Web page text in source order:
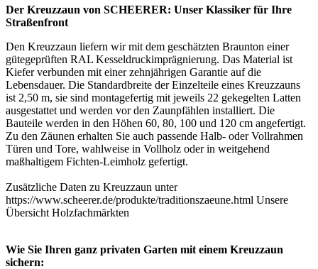
Der Kreuzzaun von SCHEERER: Unser Klassiker für Ihre
Straßenfront
Den Kreuzzaun liefern wir mit dem geschätzten Braunton einer
gütegeprüften RAL Kesseldruckimprägnierung. Das Material ist
Kiefer verbunden mit einer zehnjährigen Garantie auf die
Lebensdauer. Die Standardbreite der Einzelteile eines Kreuzzauns
ist 2,50 m, sie sind montagefertig mit jeweils 22 gekegelten Latten
ausgestattet und werden vor den Zaunpfählen installiert. Die
Bauteile werden in den Höhen 60, 80, 100 und 120 cm angefertigt.
Zu den Zäunen erhalten Sie auch passende Halb- oder Vollrahmen
Türen und Tore, wahlweise in Vollholz oder in weitgehend
maßhaltigem Fichten-Leimholz gefertigt.
Zusätzliche Daten zu Kreuzzaun unter
https://www.scheerer.de/produkte/traditionszaeune.html Unsere
Übersicht Holzfachmärkten
Wie Sie Ihren ganz privaten Garten mit einem Kreuzzaun
sichern: